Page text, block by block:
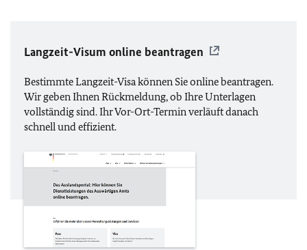
Langzeit-Visum online beantragen
Bestimmte Langzeit-Visa können Sie online beantragen.
Wir geben Ihnen Rückmeldung, ob Ihre Unterlagen
vollständig sind. Ihr Vor-Ort-Termin verläuft danach
schnell und effizient.